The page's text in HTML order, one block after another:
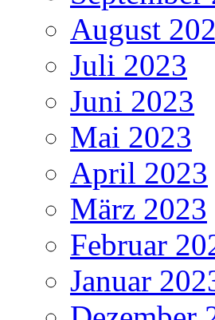
August
Juli 2023
Juni 2023
Mai 2023
April 2023
März 2023
Februar
Januar